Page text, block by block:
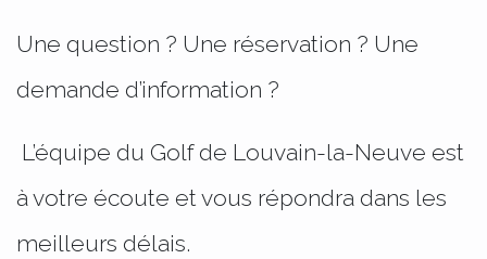
Une question ? Une réservation ? Une
demande d’information ?
L’équipe du Golf de Louvain-la-Neuve est
à votre écoute et vous répondra dans les
meilleurs délais.